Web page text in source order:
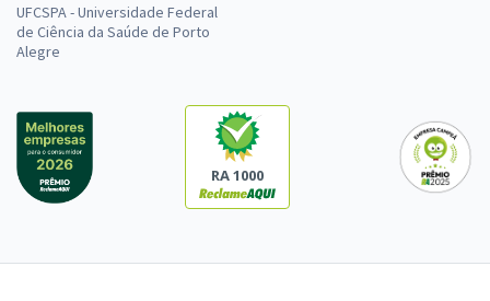
UFCSPA - Universidade Federal
de Ciência da Saúde de Porto
Alegre
RA 1000